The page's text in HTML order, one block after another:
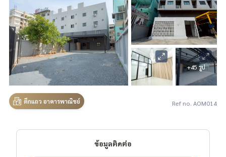
+45 รูป
ตึกแถว อาคารพาณิชย์ Ref no. AOM014
ข้อมูลติดต่อ